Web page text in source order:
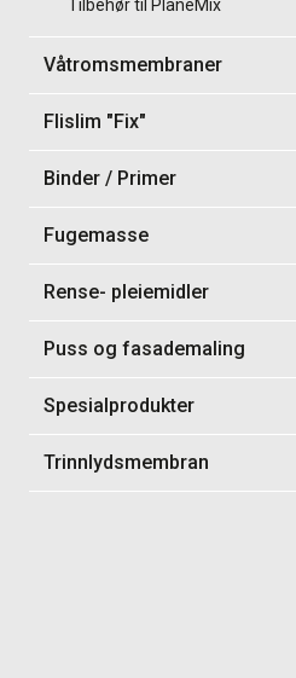
Tilbehør til PlaneMix
Våtromsmembraner
Flislim "Fix"
Binder / Primer
Fugemasse
Rense- pleiemidler
Puss og fasademaling
Spesialprodukter
Trinnlydsmembran